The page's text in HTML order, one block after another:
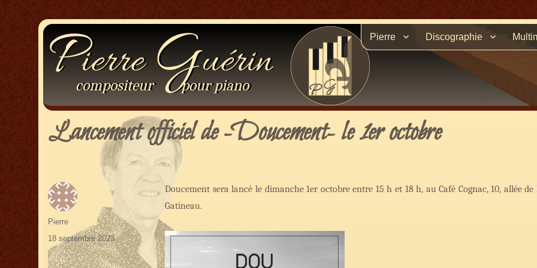
PierreGuérin
compositeur pourpiano
Pierre Discographie
Lancement officiel de -Doucement- le 1er octobre
Doucement sera lancé le dimanche 1er octobre entre 15 h et 18 h, au Café Cognac, 10, allée
Gatineau.
Auteur
Pierre
Publié
le
18 septembre 2023